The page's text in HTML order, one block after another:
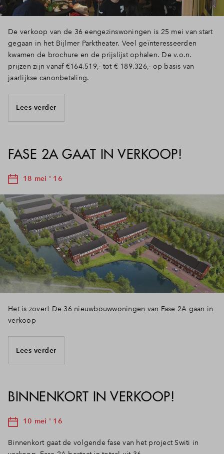
De verkoop van de 36 eengezinswoningen is 25 mei van start
gegaan in het Bijlmer Parktheater. Veel geïnteresseerden
kwamen de brochure en de prijslijst ophalen. De v.o.n.
prijzen zijn vanaf €164.519,- tot € 189.326,- op basis van
jaarlijkse canonbetaling.
Lees verder
FASE 2A GAAT IN VERKOOP!
18 mei ' 16
Het is zover! De 36 nieuwbouwwoningen van Fase 2A gaan in
verkoop
Lees verder
BINNENKORT IN VERKOOP!
10 mei ' 16
Binnenkort gaat de volgende fase van het project Switi in